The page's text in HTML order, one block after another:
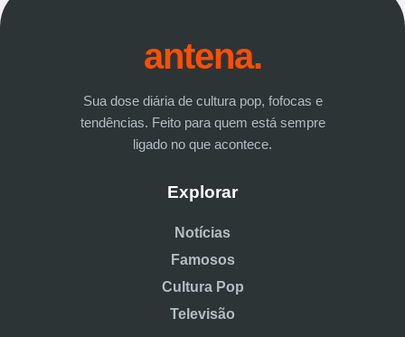
antena.
Sua dose diária de cultura pop, fofocas e
tendências. Feito para quem está sempre
ligado no que acontece.
Explorar
Notícias
Famosos
Cultura Pop
Televisão